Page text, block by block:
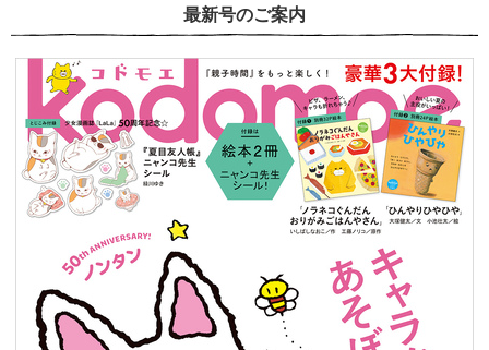
最新号のご案内